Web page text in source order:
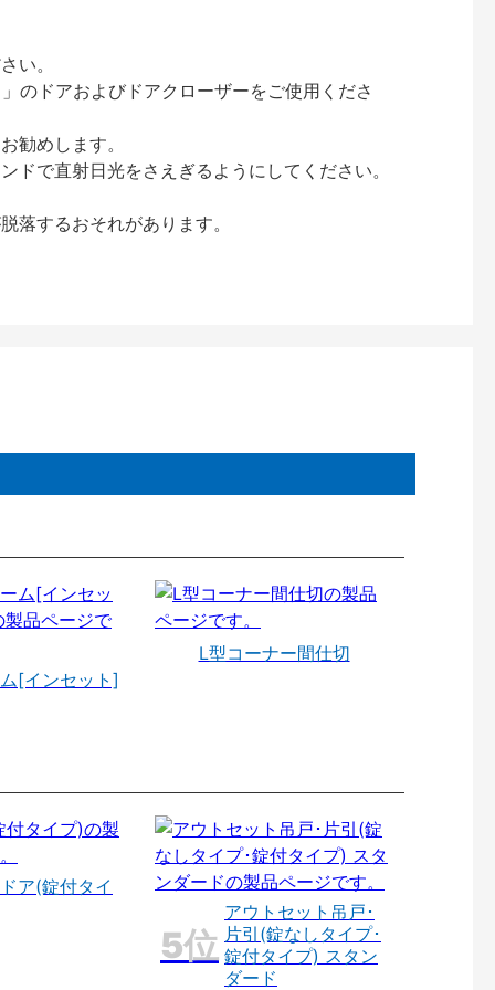
い。
のドアおよびドアクローザーをご使用くださ
勧めします。
で直射日光をさえぎるようにしてください。
するおそれがあります。
[インセット]
L型コーナー間仕切
ア(錠付タイ
アウトセット吊戸･
片引(錠なしタイプ･
錠付タイプ) スタン
ダード